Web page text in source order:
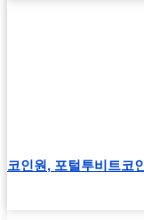
코인원, 포털투비트코